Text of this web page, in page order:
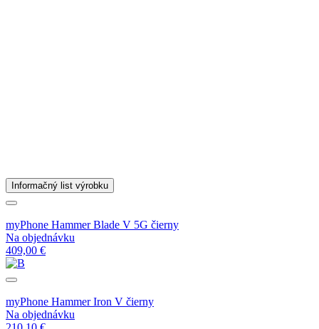
Informačný list výrobku
myPhone Hammer Blade V 5G čierny
Na objednávku
409,00 €
myPhone Hammer Iron V čierny
Na objednávku